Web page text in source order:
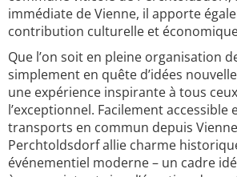
immédiate de Vienne, il apporte
contribution culturelle et
Que l’on soit en pleine organisation
simplement en quête d’idées
une expérience inspirante à tous
l’exceptionnel. Facilement accessible
transports en commun depuis
Perchtoldsdorf allie charme
événementiel moderne – un cadre